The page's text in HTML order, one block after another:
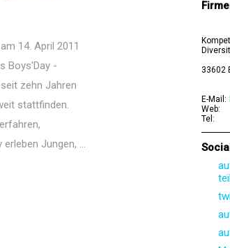
14. April 2011
Boys'Day -
zehn Jahren
stattfinden.
Jungen, ...
33602
E-Mail:
Web:
Tel: